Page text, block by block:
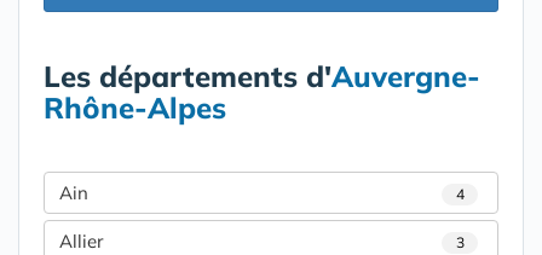
Les départements d'Auvergne-
Rhône-Alpes
Ain 4
Allier 3